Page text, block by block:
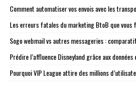
Comment automatiser vos envois avec les
Les erreurs fatales du marketing BtoB que vous
Sogo webmail vs autres messageries :
Prédire l’affluence Disneyland grâce aux données
Pourquoi VIP League attire des millions